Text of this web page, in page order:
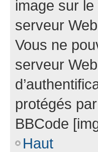
image sur
serveur
Vous ne
serveur
protégés
BBCode
Haut